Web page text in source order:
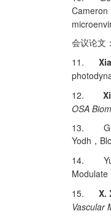
会议论文：
11.
12.
OSA
13.
Yodh ，
14.
Modulate
15.
X.
Vascular